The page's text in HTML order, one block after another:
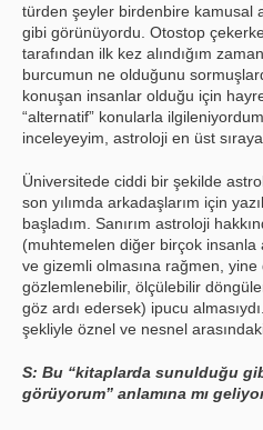
türden şeyler birdenbire kamusal
gibi görünüyordu. Otostop
tarafından ilk kez alındığım
burcumun ne olduğunu
konuşan insanlar olduğu için
“alternatif” konularla
inceleyeyim, astroloji en üst
Üniversitede ciddi bir şekilde
son yılımda arkadaşlarım için
başladım. Sanırım astroloji
(muhtemelen diğer birçok insanla
ve gizemli olmasına rağmen,
gözlemlenebilir, ölçülebilir
göz ardı edersek) ipucu
şekliyle öznel ve nesnel
S: Bu “kitaplarda sunulduğu
görüyorum” anlamına mı